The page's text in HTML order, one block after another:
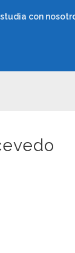
con